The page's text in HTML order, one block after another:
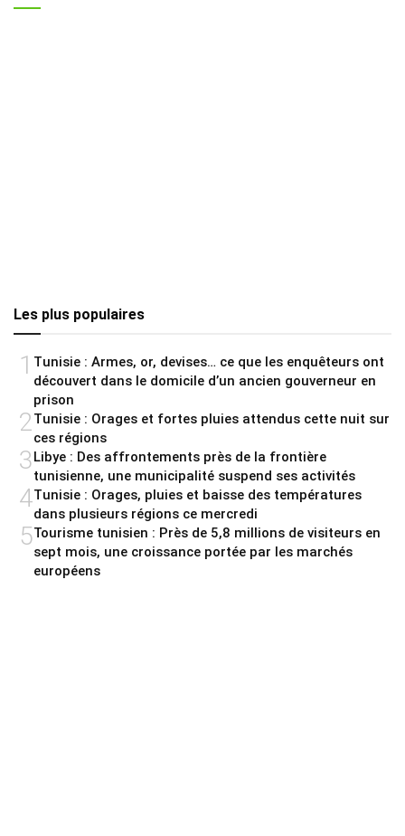
Les plus populaires
1 Tunisie : Armes, or, devises… ce que les enquêteurs ont
découvert dans le domicile d’un ancien gouverneur en
prison
2Tunisie : Orages et fortes pluies attendus cette nuit sur
ces régions
3 Libye : Des affrontements près de la frontière
tunisienne, une municipalité suspend ses activités
4Tunisie : Orages, pluies et baisse des températures
dans plusieurs régions ce mercredi
5Tourisme tunisien : Près de 5,8 millions de visiteurs en
sept mois, une croissance portée par les marchés
européens